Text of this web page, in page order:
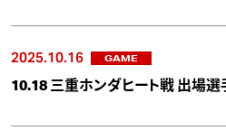
2025.10.16 GAME
10.18 三重ホンダヒート戦 出場選